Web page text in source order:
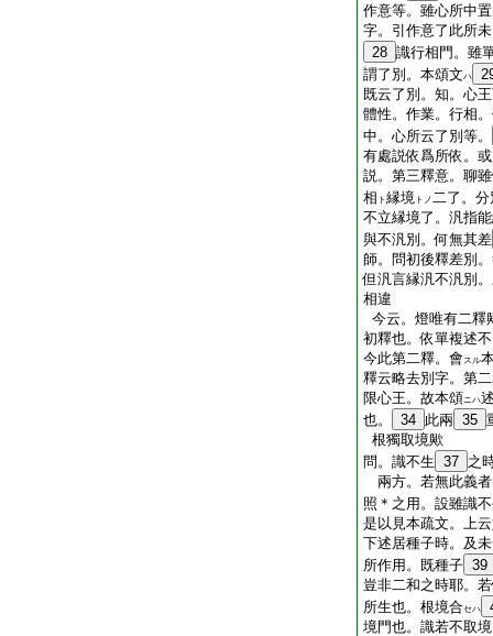
作意等。雖心所中
字。引作意了此所
28 識行相門。雖
謂了別。本頌文ハ
既云了別。知。心
體性。作業。行相
中。心所云了別等。
有處説依爲所依。
説。第三釋意。聊
相 ト 縁境 トノ二了。分
不立縁境了。汎指
與不汎別。何無其差
師。問初後釋差別
但汎言縁汎不汎別
相違
今云。燈唯有二釋
初釋也。依單複述
今此第二釋。會スル
釋云略去別字。第
限心王。故本頌ニハ
也。
34 此兩 35
根獨取境歟
問。識不生 37 之
兩方。若無此義
照＊之用。設雖識
是以見本疏文。上
下述居種子時。及
所作用。既種子 39
豈非二和之時耶。
所生也。根境合セハ
境門也。識若不取